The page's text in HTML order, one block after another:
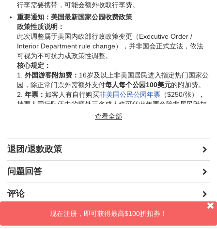
门票付现金，由导游统一购买。
必付费用（现场付）：
国家公园*，布莱斯国家公园*，大峡谷国家公园*，马蹄湾，大盐
湖，以及五星级酒店度假村费）
以上带*的国家公园从2026年起将对外国游客（16岁及以上，非
美国公民）收取附加费(每人/每个/国家公园100美元)
自行购买非美国公民公园年票（$250/张），持票人同行队伍中
的额外三名成人也可凭此年票免除非居民附加费。
机票
膳食，酒水（导游只负责安排）
任何私人性质费用
行李需要携带，可能会额外收取行李费。
重要通知：美国最新国家公园收费政策
政策性质说明：
此次调整属于美国内政部行政政策变更（Executive Order /
Interior Department rule change），并非国会正式立法，依法
可视为不可抗力或政策性调整。
核心规定：
1. 外国游客附加费： 16岁及以上非美国居民进入指定热门国家公
园，除正常门票外需额外支付每人每个公园100美元的附加费。
2. 年票： 如客人有自行购买非美国公民公园年票 （$250/张），
持票人同行队伍中的额外三名成人也可凭此年票免除非居民附加
大提顿（Grand Teton）、冰川（Glacier）、落基山（Rocky
Mountain）、布莱斯峡谷（Bryce Canyon）、阿卡迪亚
（Acadia）、红杉 & 国王峡谷（Sequoia & Kings
Canyon）、大沼泽地（Everglades）
等11个最受欢迎的国家公
园。
重要提示：
• 公园入口处可能要求出示政府签发带照片的身份证明以核实居
查看全部
退团/退款政策
问题回答
评论
现在注册，即可获得最高$100折扣券！